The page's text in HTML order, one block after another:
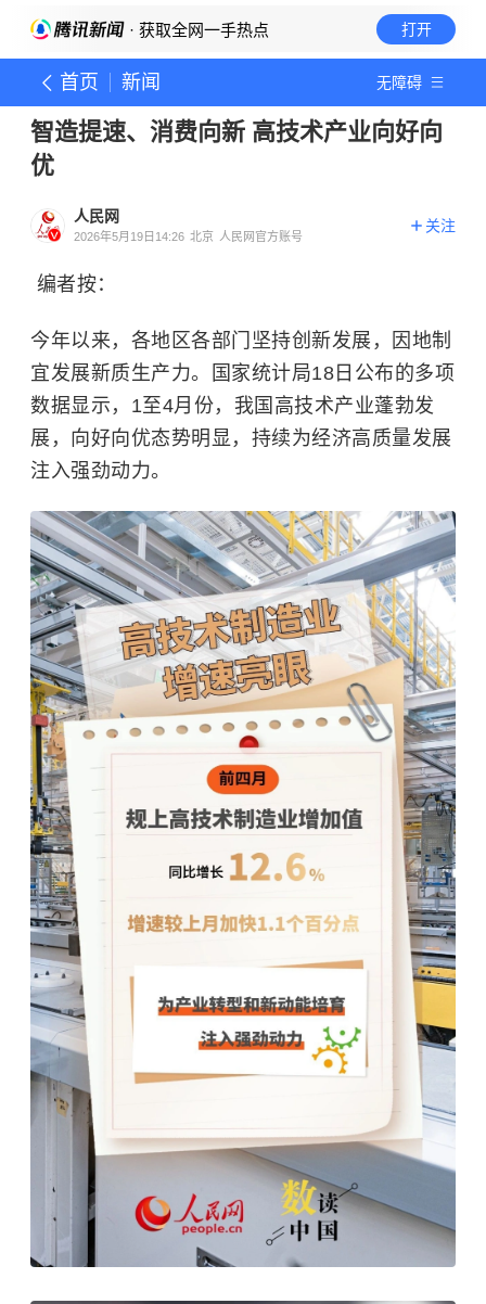
· 获取全网一手热点 打开
首页 新闻 无障碍
智造提速、消费向新 高技术产业向好向
优
人民网
2026年5月19日14:26 北京 人民网官方账号
关注
编者按：
今年以来，各地区各部门坚持创新发展，因地制
宜发展新质生产力。国家统计局18日公布的多项
数据显示，1至4月份，我国高技术产业蓬勃发
展，向好向优态势明显，持续为经济高质量发展
注入强劲动力。